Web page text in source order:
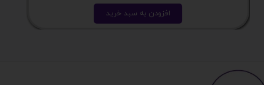
افزودن به سبد خرید